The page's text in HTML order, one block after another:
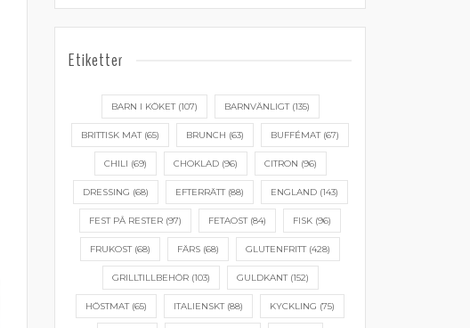
Etiketter
BARN I KÖKET(107) BARNVÄNLIGT(135)
BRITTISK MAT(65) BRUNCH (63) BUFFÉMAT(67)
CHILI (69) CHOKLAD(96) CITRON (96)
DRESSING (68) EFTERRÄTT(88) ENGLAND(143)
FEST PÅ RESTER (97) FETAOST(84) FISK (96)
FRUKOST(68) FÄRS (68) GLUTENFRITT(428)
GRILLTILLBEHÖR(103) GULDKANT(152)
HÖSTMAT(65) ITALIENSKT(88) KYCKLING (75)